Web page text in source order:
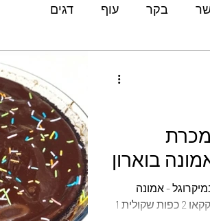
בקר עוף דגים
מרקים
קינוחים
צמחוני טבעוני
בוארון
- אמונה
בוארון המצרכים: 1 כוס קמח 2 כפות קקאו 2 כפות שקולית 1